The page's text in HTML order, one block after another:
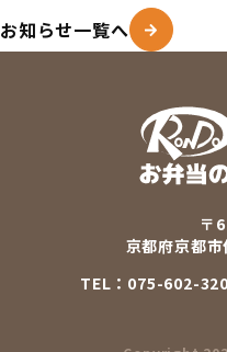
お知らせ一覧へ
〒
京都府京都
TEL： 075-602-